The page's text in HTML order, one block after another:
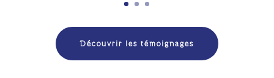
Découvrir les témoignages